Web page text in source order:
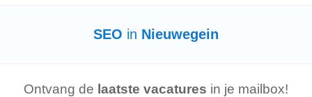
en zelfstandig is. Je herkent jezelf waarschijnlijk in het grootste deel
toegankelijk en
SEO in Nieuwegein
Ontvang de laatste vacatures in je mailbox!